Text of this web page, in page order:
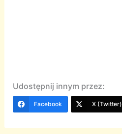
Udostępnij innym przez:
Facebook X (Twitter)